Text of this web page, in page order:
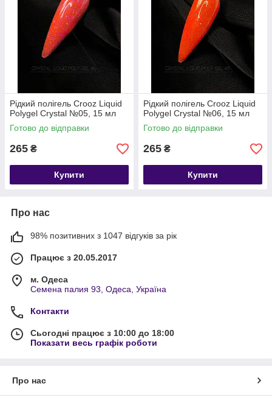
Рідкий полігель Crooz Liquid
Polygel Crystal №05, 15 мл
Готово до відправки
265 ₴
Купити
Рідкий полігель Crooz Liquid
Polygel Crystal №06, 15 мл
Готово до відправки
265 ₴
Купити
Про нас
98% позитивних з 1047 відгуків за рік
Працює з 20.05.2017
м. Одеса
Семена палия 93, Одеса, Україна
Контакти
Сьогодні працює з 10:00 до 18:00
Показати весь графік роботи
Про нас